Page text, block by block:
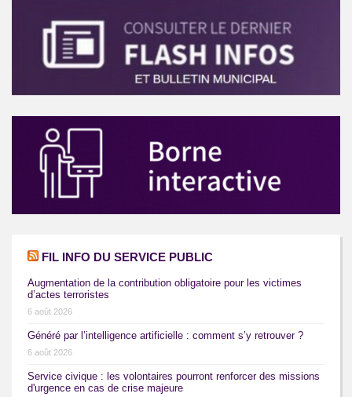
FIL INFO DU SERVICE PUBLIC
Augmentation de la contribution obligatoire pour les victimes
d’actes terroristes
6 août 2026
Généré par l’intelligence artificielle : comment s’y retrouver ?
6 août 2026
Service civique : les volontaires pourront renforcer des missions
d'urgence en cas de crise majeure